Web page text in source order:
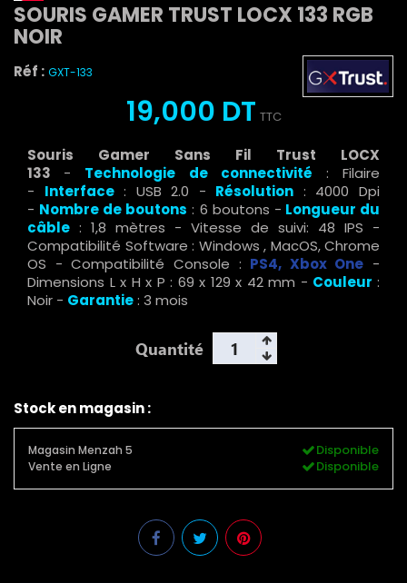
SOURIS GAMER TRUST LOCX 133 RGB
NOIR
Réf : GXT-133
19,000 DT TTC
Souris Gamer Sans Fil Trust LOCX
133 - Technologie de connectivité : Filaire
- Interface: USB 2.0 - Résolution : 4000 Dpi
- Nombre de boutons : 6 boutons - Longueur du
câble : 1,8 mètres - Vitesse de suivi: 48 IPS -
Compatibilité Software : Windows , MacOS, Chrome
OS - Compatibilité Console : PS4, Xbox One -
Dimensions L x H x P : 69 x 129 x 42 mm - Couleur:
Noir - Garantie: 3 mois
Quantité
Stock en magasin :
Magasin Menzah 5 Disponible
Vente en Ligne Disponible